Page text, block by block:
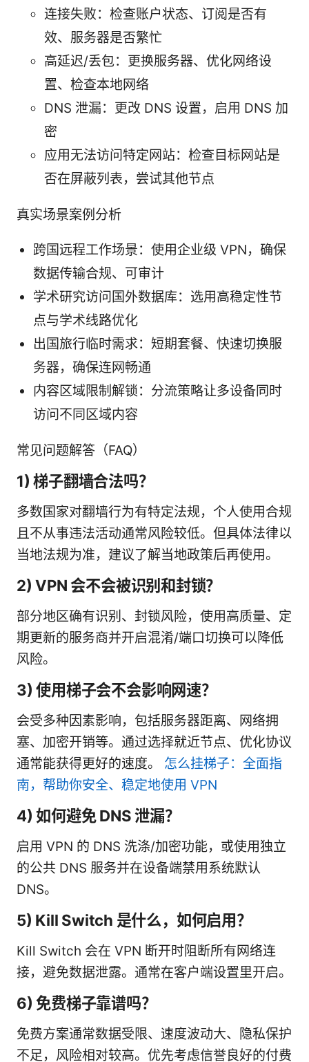
连接失败：检查账户状态、订阅是否有
效、服务器是否繁忙
高延迟/丢包：更换服务器、优化网络设
置、检查本地网络
DNS 泄漏：更改 DNS 设置，启用 DNS 加
密
应用无法访问特定网站：检查目标网站是
否在屏蔽列表，尝试其他节点
真实场景案例分析
跨国远程工作场景：使用企业级 VPN，确保
数据传输合规、可审计
学术研究访问国外数据库：选用高稳定性节
点与学术线路优化
出国旅行临时需求：短期套餐、快速切换服
务器，确保连网畅通
内容区域限制解锁：分流策略让多设备同时
访问不同区域内容
常见问题解答（FAQ）
1) 梯子翻墙合法吗？
多数国家对翻墙行为有特定法规，个人使用合规
且不从事违法活动通常风险较低。但具体法律以
当地法规为准，建议了解当地政策后再使用。
2) VPN 会不会被识别和封锁？
部分地区确有识别、封锁风险，使用高质量、定
期更新的服务商并开启混淆/端口切换可以降低
风险。
3) 使用梯子会不会影响网速？
会受多种因素影响，包括服务器距离、网络拥
塞、加密开销等。通过选择就近节点、优化协议
通常能获得更好的速度。 怎么挂梯子：全面指
南，帮助你安全、稳定地使用 VPN
4) 如何避免 DNS 泄漏？
启用 VPN 的 DNS 洗涤/加密功能，或使用独立
的公共 DNS 服务并在设备端禁用系统默认
DNS。
5) Kill Switch 是什么，如何启用？
Kill Switch 会在 VPN 断开时阻断所有网络连
接，避免数据泄露。通常在客户端设置里开启。
6) 免费梯子靠谱吗？
免费方案通常数据受限、速度波动大、隐私保护
不足，风险相对较高。优先考虑信誉良好的付费